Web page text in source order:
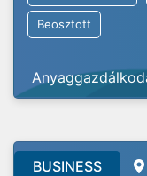
Beosztott
BUSINESS